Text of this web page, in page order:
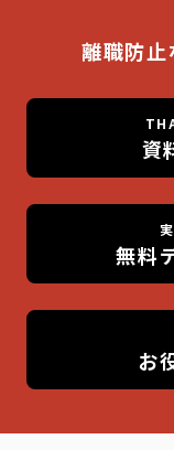
離職防
資
無料
お